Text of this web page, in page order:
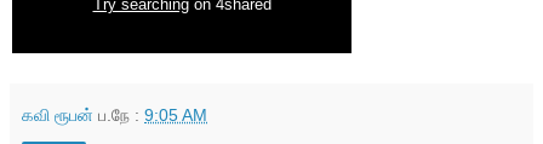
கவி ரூபன் ப.நே : 9:05 AM